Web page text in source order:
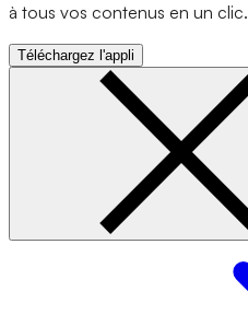
à tous vos contenus en un clic.
Téléchargez l'appli